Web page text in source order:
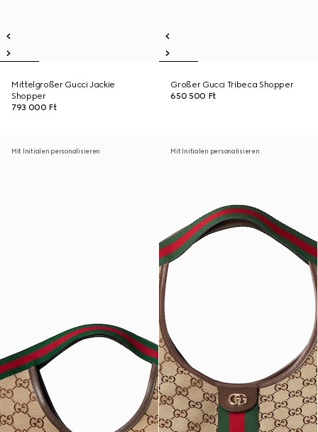
Mittelgroßer Gucci Jackie
Shopper
793 000 Ft
Großer Gucci Tribeca Shopper
650 500 Ft
Mit Initialen personalisieren Mit Initialen personalisieren